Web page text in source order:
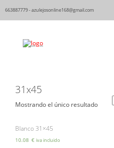
content
663887779 - azulejosonline168@gmail.com
31x45
Mostrando el único resultado
Blanco 31×45
10.08 € iva incluido